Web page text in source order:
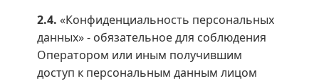
2.4. «Конфиденциальность персональных
данных» - обязательное для соблюдения
Оператором или иным получившим
доступ к персональным данным лицом